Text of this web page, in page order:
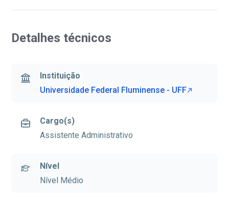
Detalhes técnicos
Instituição
Universidade Federal Fluminense - UFF
Cargo(s)
Assistente Administrativo
Nível
Nível Médio